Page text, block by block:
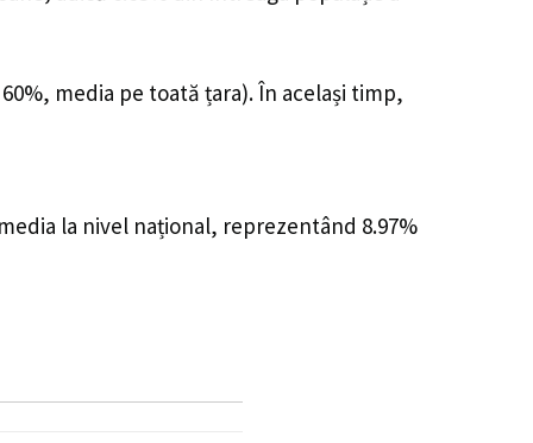
media pe toată țara). În același timp,
la nivel național, reprezentând 8.97%